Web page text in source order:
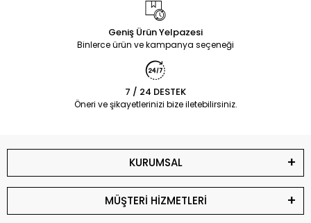
Geniş Ürün Yelpazesi
Binlerce ürün ve kampanya seçeneği
7 / 24 DESTEK
Öneri ve şikayetlerinizi bize iletebilirsiniz.
KURUMSAL
MÜŞTERİ HİZMETLERİ